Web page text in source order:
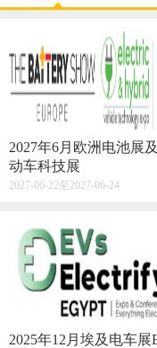
2027年6月欧洲电池展
动车科技展
2027-06-22至2027-06-24
2025年12月埃及电车展